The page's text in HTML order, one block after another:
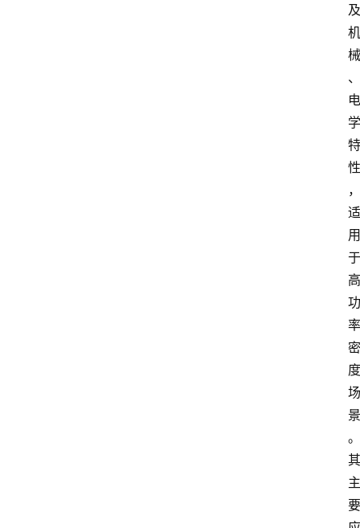
及
机
械
、
电
学
特
性
，
适
用
于
高
功
率
密
度
场
景
。
其
主
要